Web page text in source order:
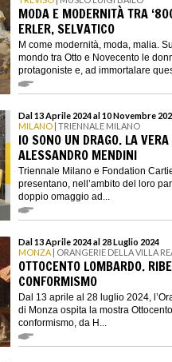
MODA E MODERNITÀ TRA
ERLER, SELVATICO
M come modernità, moda, malia.
mondo tra Otto e Novecento le
protagoniste e, ad immortalare
Dal 13 Aprile 2024 al 10 Novembre
MILANO | TRIENNALE MILANO
IO SONO UN DRAGO. LA
ALESSANDRO MENDINI
Triennale Milano e Fondation
presentano, nell’ambito del loro
doppio omaggio ad...
Dal 13 Aprile 2024 al 28 Luglio 2024
MONZA | ORANGERIE DELLA VILLA
OTTOCENTO LOMBARDO.
CONFORMISMO
Dal 13 aprile al 28 luglio 2024,
di Monza ospita la mostra
conformismo, da H...